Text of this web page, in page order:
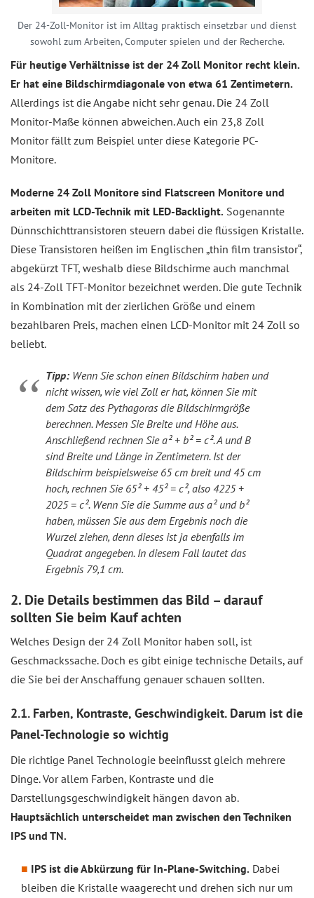
Der 24-Zoll-Monitor ist im Alltag praktisch einsetzbar und dienst
sowohl zum Arbeiten, Computer spielen und der Recherche.
Für heutige Verhältnisse ist der 24 Zoll Monitor recht klein.
Er hat eine Bildschirmdiagonale von etwa 61 Zentimetern.
Allerdings ist die Angabe nicht sehr genau. Die 24 Zoll
Monitor-Maße können abweichen. Auch ein 23,8 Zoll
Monitor fällt zum Beispiel unter diese Kategorie PC-
Monitore.
Moderne 24 Zoll Monitore sind Flatscreen Monitore und
arbeiten mit LCD-Technik mit LED-Backlight. Sogenannte
Dünnschichttransistoren steuern dabei die flüssigen Kristalle.
Diese Transistoren heißen im Englischen „thin film transistor“,
abgekürzt TFT, weshalb diese Bildschirme auch manchmal
als 24-Zoll TFT-Monitor bezeichnet werden. Die gute Technik
in Kombination mit der zierlichen Größe und einem
bezahlbaren Preis, machen einen LCD-Monitor mit 24 Zoll so
beliebt.
Tipp: Wenn Sie schon einen Bildschirm haben und
nicht wissen, wie viel Zoll er hat, können Sie mit
dem Satz des Pythagoras die Bildschirmgröße
berechnen. Messen Sie Breite und Höhe aus.
Anschließend rechnen Sie a² + b² = c². A und B
sind Breite und Länge in Zentimetern. Ist der
Bildschirm beispielsweise 65 cm breit und 45 cm
hoch, rechnen Sie 65² + 45² = c², also 4225 +
2025 = c². Wenn Sie die Summe aus a² und b²
haben, müssen Sie aus dem Ergebnis noch die
Wurzel ziehen, denn dieses ist ja ebenfalls im
Quadrat angegeben. In diesem Fall lautet das
Ergebnis 79,1 cm.
2. Die Details bestimmen das Bild – darauf
sollten Sie beim Kauf achten
Welches Design der 24 Zoll Monitor haben soll, ist
Geschmackssache. Doch es gibt einige technische Details, auf
die Sie bei der Anschaffung genauer schauen sollten.
2.1. Farben, Kontraste, Geschwindigkeit. Darum ist die
Panel-Technologie so wichtig
Die richtige Panel Technologie beeinflusst gleich mehrere
Dinge. Vor allem Farben, Kontraste und die
Darstellungsgeschwindigkeit hängen davon ab.
Hauptsächlich unterscheidet man zwischen den Techniken
IPS und TN.
IPS ist die Abkürzung für In-Plane-Switching. Dabei
bleiben die Kristalle waagerecht und drehen sich nur um